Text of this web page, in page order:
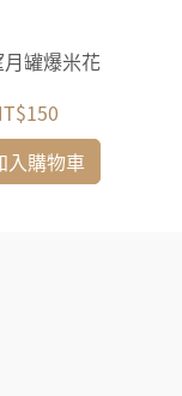
罐爆米花
入購物車